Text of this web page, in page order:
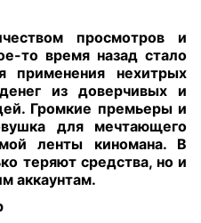
просмотров и
то время назад стало
применения нехитрых
из доверчивых и
Громкие премьеры и
для мечтающего
ленты киномана. В
теряют средства, но и
аккаунтам.